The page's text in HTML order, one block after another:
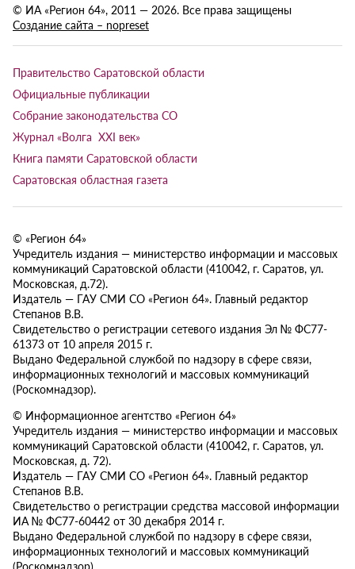
© ИА «Регион 64», 2011 — 2026. Все права защищены
Создание сайта – nopreset
Правительство Саратовской области
Официальные публикации
Собрание законодательства СО
Журнал «Волга XXI век»
Книга памяти Саратовской области
Саратовская областная газета
© «Регион 64»
Учредитель издания — министерство информации и массовых
коммуникаций Саратовской области (410042, г. Саратов, ул.
Московская, д.72).
Издатель — ГАУ СМИ СО «Регион 64». Главный редактор
Степанов В.В.
Свидетельство о регистрации сетевого издания Эл № ФС77-
61373 от 10 апреля 2015 г.
Выдано Федеральной службой по надзору в сфере связи,
информационных технологий и массовых коммуникаций
(Роскомнадзор).
© Информационное агентство «Регион 64»
Учредитель издания — министерство информации и массовых
коммуникаций Саратовской области (410042, г. Саратов, ул.
Московская, д. 72).
Издатель — ГАУ СМИ СО «Регион 64». Главный редактор
Степанов В.В.
Свидетельство о регистрации средства массовой информации
ИА № ФС77-60442 от 30 декабря 2014 г.
Выдано Федеральной службой по надзору в сфере связи,
информационных технологий и массовых коммуникаций
(Роскомнадзор).